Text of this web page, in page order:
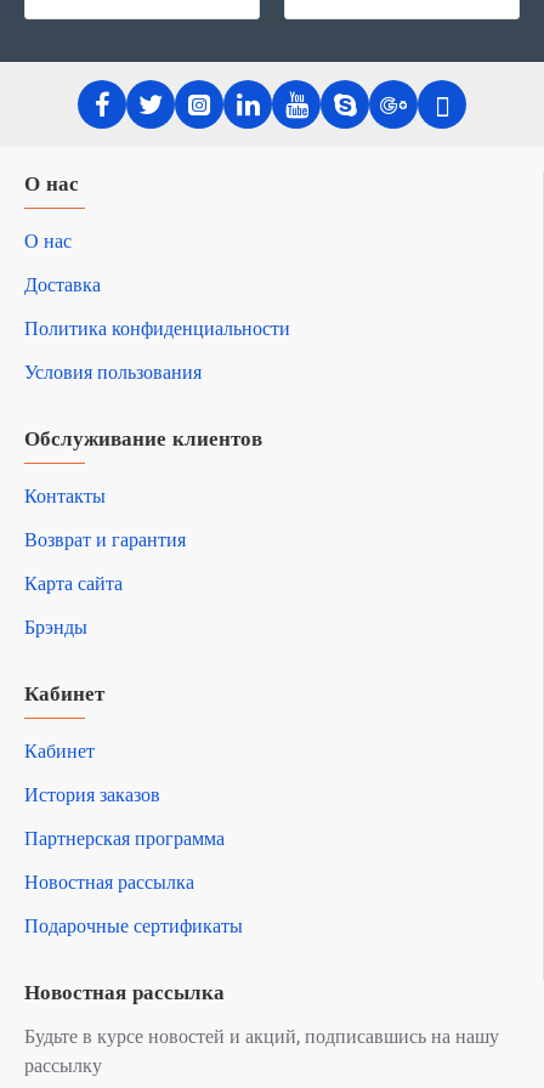
О нас
О нас
Доставка
Политика конфиденциальности
Условия пользования
Обслуживание клиентов
Контакты
Возврат и гарантия
Карта сайта
Брэнды
Кабинет
Кабинет
История заказов
Партнерская программа
Новостная рассылка
Подарочные сертификаты
Новостная рассылка
Будьте в курсе новостей и акций, подписавшись на нашу
рассылку